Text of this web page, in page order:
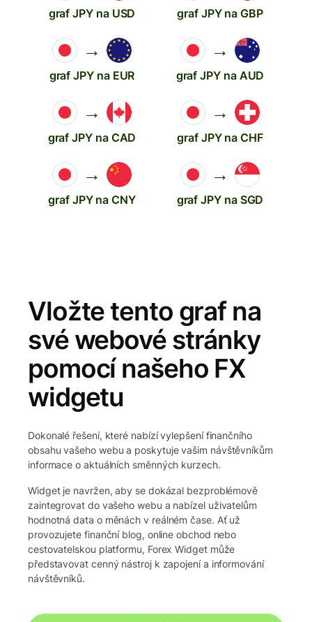
graf JPY na USD graf JPY na GBP
→
graf JPY na EUR
→
graf JPY na AUD
→
graf JPY na CAD
→
graf JPY na CHF
→
graf JPY na CNY
→
graf JPY na SGD
Vložte tento graf na
své webové stránky
pomocí našeho FX
widgetu
Dokonalé řešení, které nabízí vylepšení finančního
obsahu vašeho webu a poskytuje vašim návštěvníkům
informace o aktuálních směnných kurzech.
Widget je navržen, aby se dokázal bezproblémově
zaintegrovat do vašeho webu a nabízel uživatelům
hodnotná data o měnách v reálném čase. Ať už
provozujete finanční blog, online obchod nebo
cestovatelskou platformu, Forex Widget může
představovat cenný nástroj k zapojení a informování
návštěvníků.